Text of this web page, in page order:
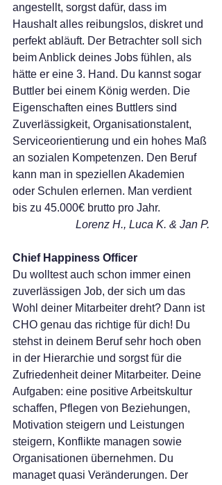
angestellt, sorgst dafür, dass im
Haushalt alles reibungslos, diskret und
perfekt abläuft. Der Betrachter soll sich
beim Anblick deines Jobs fühlen, als
hätte er eine 3. Hand. Du kannst sogar
Buttler bei einem König werden. Die
Eigenschaften eines Buttlers sind
Zuverlässigkeit, Organisationstalent,
Serviceorientierung und ein hohes Maß
an sozialen Kompetenzen. Den Beruf
kann man in speziellen Akademien
oder Schulen erlernen. Man verdient
bis zu 45.000€ brutto pro Jahr.
Lorenz H., Luca K. & Jan P.
Chief Happiness Officer
Du wolltest auch schon immer einen
zuverlässigen Job, der sich um das
Wohl deiner Mitarbeiter dreht? Dann ist
CHO genau das richtige für dich! Du
stehst in deinem Beruf sehr hoch oben
in der Hierarchie und sorgst für die
Zufriedenheit deiner Mitarbeiter. Deine
Aufgaben: eine positive Arbeitskultur
schaffen, Pflegen von Beziehungen,
Motivation steigern und Leistungen
steigern, Konflikte managen sowie
Organisationen übernehmen. Du
managet quasi Veränderungen. Der